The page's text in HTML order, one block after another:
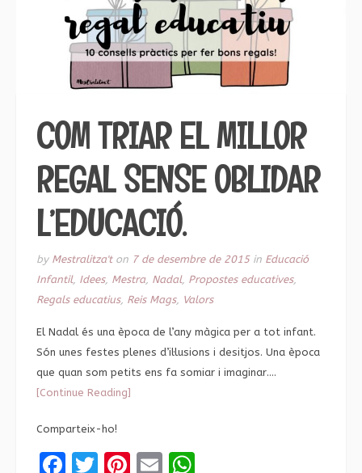
COM TRIAR EL MILLOR
REGAL SENSE OBLIDAR
L’EDUCACIÓ.
by Mestralitza'ton 7 de desembre de 2015in Educació
Infantil, Idees, Mestra, Nadal, Propostes educatives,
Regals educatius, Reis Mags, Valors
El Nadal és una època de l’any màgica per a tot infant.
Són unes festes plenes d’il·lusions i desitjos. Una època
que quan som petits ens fa somiar i imaginar….
[Continue Reading]
Comparteix-ho!
Facebook
Twitter
Pinterest
Email